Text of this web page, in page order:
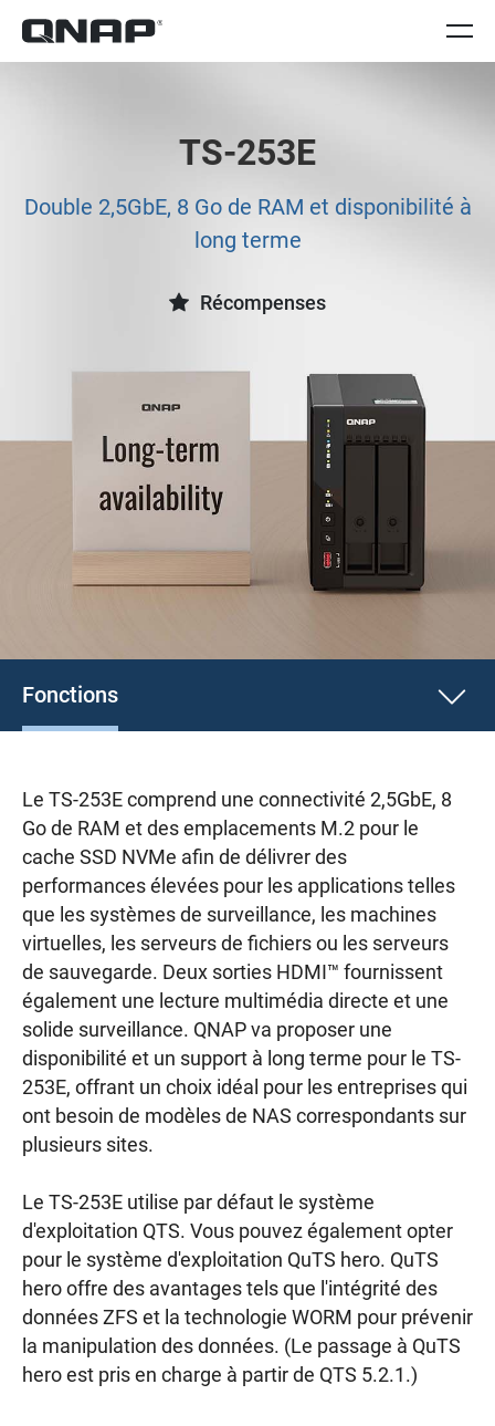
TS-253E
Double 2,5GbE, 8 Go de RAM et disponibilité à
long terme
Récompenses
Fonctions
Le TS-253E comprend une connectivité 2,5GbE, 8
Go de RAM et des emplacements M.2 pour le
cache SSD NVMe afin de délivrer des
performances élevées pour les applications telles
que les systèmes de surveillance, les machines
virtuelles, les serveurs de fichiers ou les serveurs
de sauvegarde. Deux sorties HDMI™ fournissent
également une lecture multimédia directe et une
solide surveillance. QNAP va proposer une
disponibilité et un support à long terme pour le TS-
253E, offrant un choix idéal pour les entreprises qui
ont besoin de modèles de NAS correspondants sur
plusieurs sites.
Le TS-253E utilise par défaut le système
d'exploitation QTS. Vous pouvez également opter
pour le système d'exploitation QuTS hero. QuTS
hero offre des avantages tels que l'intégrité des
données ZFS et la technologie WORM pour prévenir
la manipulation des données. (Le passage à QuTS
hero est pris en charge à partir de QTS 5.2.1.)